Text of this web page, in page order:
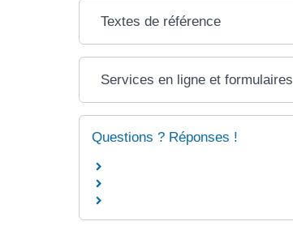
Textes de référence
Services en ligne et formulaires
Questions ? Réponses !